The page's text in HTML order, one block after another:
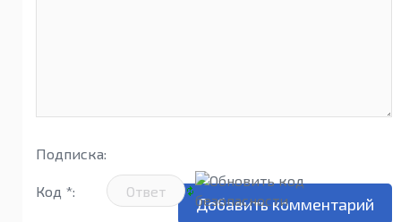
Подписка:
Код *: